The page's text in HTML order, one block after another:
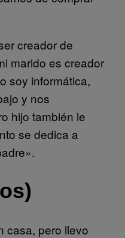
creador de
marido es creador
soy informática,
y nos
hijo también le
se dedica a
casa, pero llevo